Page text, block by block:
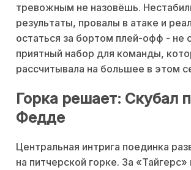
тревожным не назовёшь.
результаты, провалы в атаке и
остаться за бортом плей-офф - не
приятный набор для команды,
рассчитывала на большее в этом
Горка решает: Скубал
Федде
Центральная интрига поединка
на питчерской горке. За